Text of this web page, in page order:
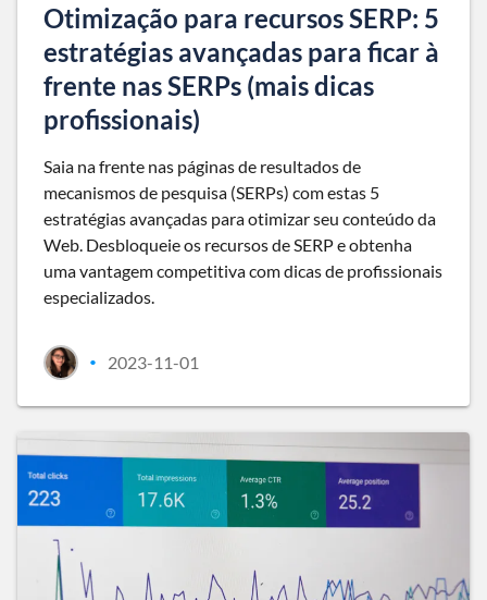
Otimização para recursos SERP: 5
estratégias avançadas para ficar à
frente nas SERPs (mais dicas
profissionais)
Saia na frente nas páginas de resultados de
mecanismos de pesquisa (SERPs) com estas 5
estratégias avançadas para otimizar seu conteúdo da
Web. Desbloqueie os recursos de SERP e obtenha
uma vantagem competitiva com dicas de profissionais
especializados.
• 2023-11-01